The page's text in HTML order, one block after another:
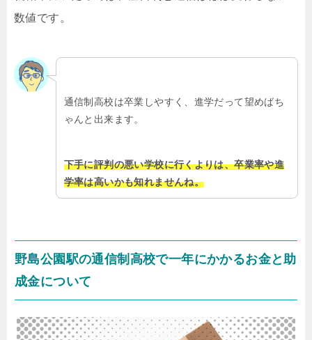
数値です。
通信制高校は卒業しやすく、進学だって望めばち
ゃんと出来ます。
下手に評判の悪い学校に行くよりは、卒業率や進
学率は高いかも知れませんね。
野島公園駅の通信制高校で一年にかかるお金と助
成金について